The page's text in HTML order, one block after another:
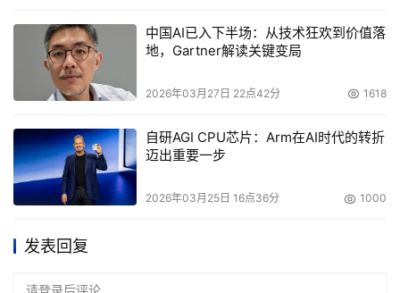
中国AI已入下半场：从技术狂欢到价值落
地，Gartner解读关键变局
2026年03月27日 22点42分 1618
自研AGI CPU芯片：Arm在AI时代的转折
迈出重要一步
2026年03月25日 16点36分 1000
发表回复